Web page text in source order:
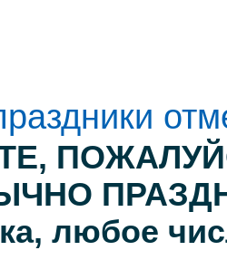
любое